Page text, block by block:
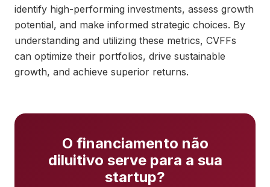
identify high-performing investments, assess growth
potential, and make informed strategic choices. By
understanding and utilizing these metrics, CVFFs
can optimize their portfolios, drive sustainable
growth, and achieve superior returns.
O financiamento não
diluitivo serve para a sua
startup?